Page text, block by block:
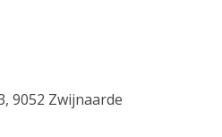
9052 Zwijnaarde